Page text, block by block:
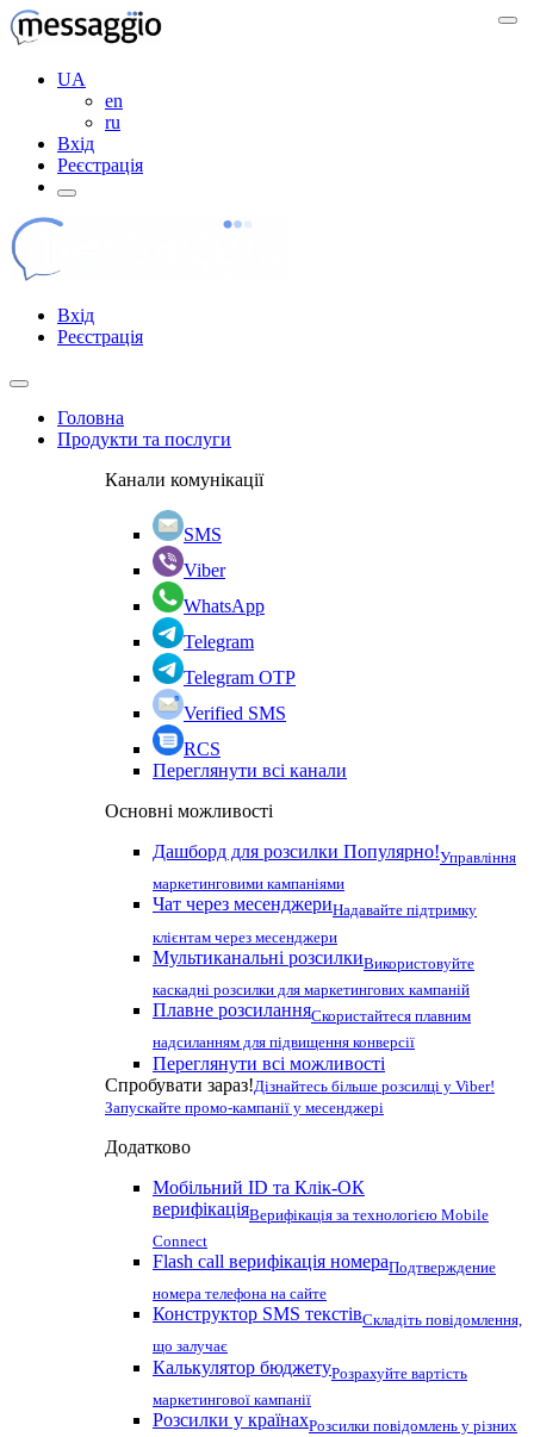
UA
en
ru
Вхід
Реєстрація
Вхід
Реєстрація
Головна
Продукти та послуги
Канали комунікації
SMS
Viber
WhatsApp
Telegram
Telegram OTP
Verified SMS
RCS
Переглянути всі канали
Основні можливості
Дашборд для розсилки Популярно!Управління
маркетинговими кампаніями
Чат через месенджериНадавайте підтримку
клієнтам через месенджери
Мультиканальні розсилкиВикористовуйте
каскадні розсилки для маркетингових кампаній
Плавне розсиланняСкористайтеся плавним
надсиланням для підвищення конверсії
Переглянути всі можливості
Спробувати зараз!Дізнайтесь більше розсилці у Viber!
Запускайте промо-кампанії у месенджері
Додатково
Мобільний ID та Клік-ОК
верифікаціяВерифікація за технологією Mobile
Connect
Flash call верифікація номераПодтверждение
номера телефона на сайте
Конструктор SMS текстівСкладіть повідомлення,
що залучає
Калькулятор бюджетуРозрахуйте вартість
маркетингової кампанії
Розсилки у країнахРозсилки повідомлень у різних